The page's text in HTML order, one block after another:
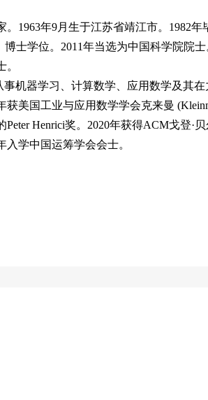
年9月生于江苏省靖江市。1982年
博士学位。2011年当选为中国科学院院
。
器学习、计算数学、应用数学及其在
获美国工业与应用数学学会克来曼
Peter Henrici奖。2020年获得ACM戈登·
入学中国运筹学会会士。